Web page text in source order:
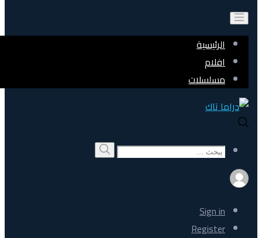
الرئيسية
افلام
مسلسلات
Search
بحث
Sign in
Register